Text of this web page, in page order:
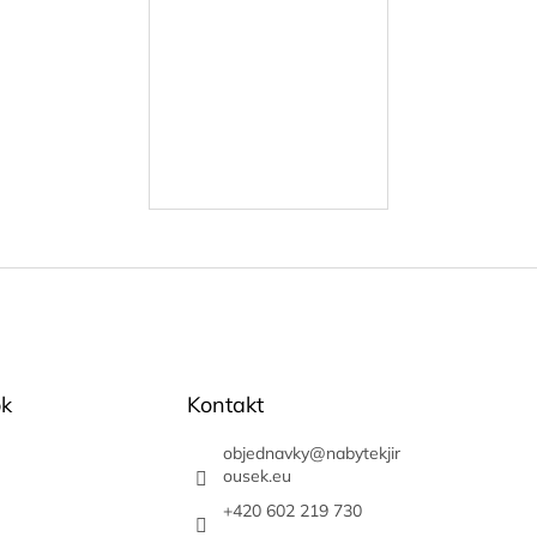
Kontakt
objednavky@nabytekjir
ousek.eu
+420 602 219 730